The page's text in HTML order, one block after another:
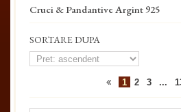
Cruci & Pandantive Argint 925
SORTARE DUPA
1 2 3 ...